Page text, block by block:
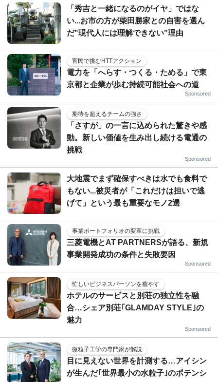
「秀吉と一緒になるのがイヤ」ではな
い...お市の方が柴田勝家との自害を選ん
だ"現代人には理解できない"理由
官民で挑むHTTアクション
電力を「へらす・つくる・ためる」で東
京都と企業が歩む持続可能社会への道
Sponsored
期待を超えるチームの強さ
「さすが」の一言に込められた驚きや感
動。新しい価値を生み出し続ける電通の
挑戦
Sponsored
大地震でまず確保すべきは水でも食料で
もない...被災者が「これだけは担いで逃
げて」という最も重要なモノ2選
事業ポートフォリオの変革に挑戦
三菱電機とAT PARTNERSが語る、新規
事業開発成功の条件と失敗要因
Sponsored
忙しいビジネスパーソンを癒やす
ホテルのサービスと別荘の独立性を融
合…シェア別荘｢GLAMDAY STYLE｣の
魅力
Sponsored
微粒子工学の専門家が解説
目に見えない世界を計測する…アイシン
が生んだ｢世界最小の水粒子｣のポテンシ